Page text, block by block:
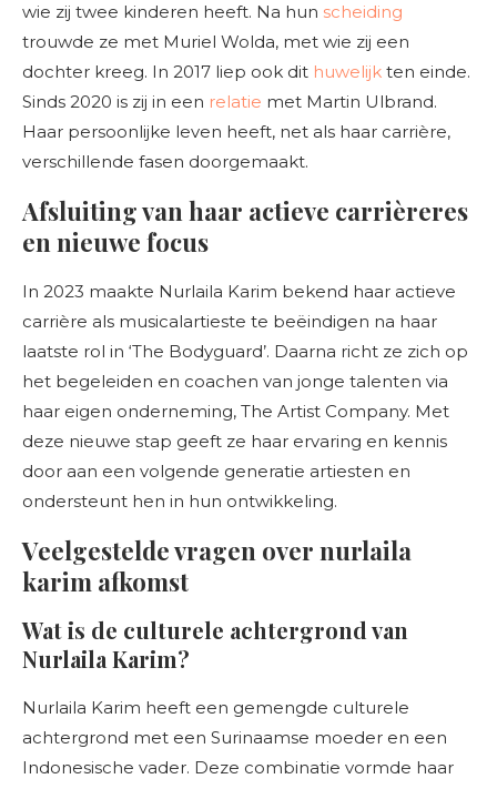
wie zij twee kinderen heeft. Na hun scheiding
trouwde ze met Muriel Wolda, met wie zij een
dochter kreeg. In 2017 liep ook dit huwelijk ten einde.
Sinds 2020 is zij in een relatie met Martin Ulbrand.
Haar persoonlijke leven heeft, net als haar carrière,
verschillende fasen doorgemaakt.
Afsluiting van haar actieve carrièreres
en nieuwe focus
In 2023 maakte Nurlaila Karim bekend haar actieve
carrière als musicalartieste te beëindigen na haar
laatste rol in ‘The Bodyguard’. Daarna richt ze zich op
het begeleiden en coachen van jonge talenten via
haar eigen onderneming, The Artist Company. Met
deze nieuwe stap geeft ze haar ervaring en kennis
door aan een volgende generatie artiesten en
ondersteunt hen in hun ontwikkeling.
Veelgestelde vragen over nurlaila
karim afkomst
Wat is de culturele achtergrond van
Nurlaila Karim?
Nurlaila Karim heeft een gemengde culturele
achtergrond met een Surinaamse moeder en een
Indonesische vader. Deze combinatie vormde haar